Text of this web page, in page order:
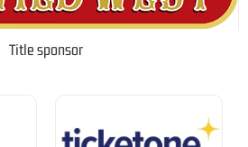
Title sponsor